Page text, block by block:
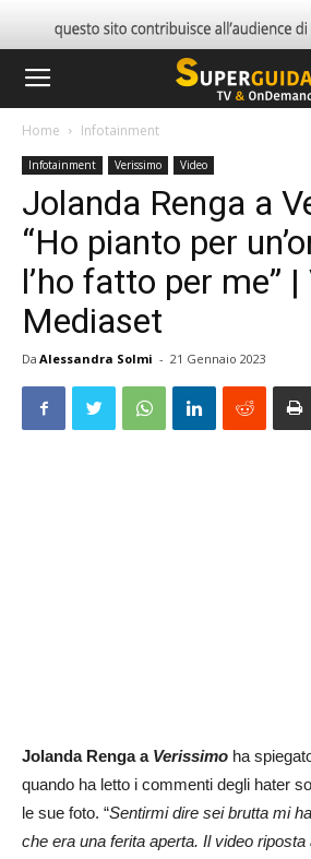
Home Infotainment
Infotainment Verissimo Video
Jolanda Renga a
“Ho pianto per
l’ho fatto per me” |
Mediaset
Da Alessandra Solmi - 21 Gennaio 2023
Jolanda Renga a Verissimo ha
quando ha letto i commenti degli hater
le sue foto. “Sentirmi dire sei brutta mi
che era una ferita aperta. Il video riposta